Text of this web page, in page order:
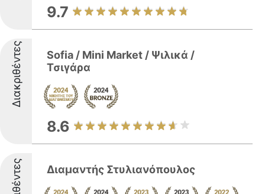
9.7
Διακριθέντες
Sofia / Mini Market / Ψιλικά /
Τσιγάρα
8.6
Διαμαντής Στυλιανόπουλος